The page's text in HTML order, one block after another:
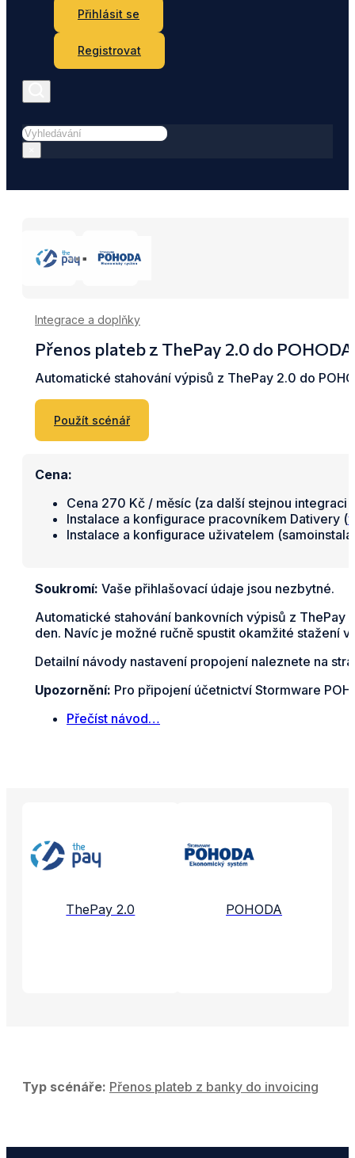
Přihlásit se
Registrovat
Hledat
Integrace a doplňky
Přenos plateb z ThePay 2.0 do POHODA
Automatické stahování výpisů z ThePay 2.0 do
Použít scénář
Cena:
Cena 270 Kč / měsíc (za další stejnou integraci
Instalace a konfigurace pracovníkem Dativery (
Instalace a konfigurace uživatelem
Soukromí: Vaše přihlašovací údaje jsou nezbytné.
Automatické stahování bankovních výpisů z ThePay
den. Navíc je možné ručně spustit okamžité stažení
Detailní návody nastavení propojení naleznete na
Upozornění: Pro připojení účetnictví Stormware
Přečíst návod…
ThePay 2.0 POHODA
Typ scénáře: Přenos plateb z banky do invoicing